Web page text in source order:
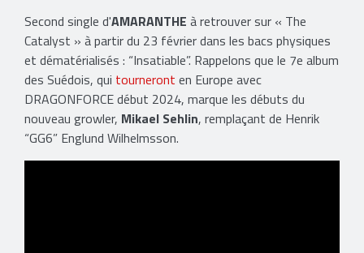
Second single d'AMARANTHE à retrouver sur « The
Catalyst » à partir du 23 février dans les bacs physiques
et dématérialisés : “Insatiable”. Rappelons que le 7e album
des Suédois, qui tourneront en Europe avec
DRAGONFORCE début 2024, marque les débuts du
nouveau growler, Mikael Sehlin, remplaçant de Henrik
“GG6” Englund Wilhelmsson.